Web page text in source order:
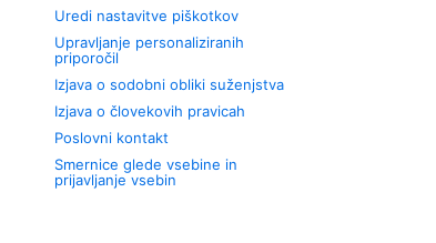
Uredi nastavitve piškotkov
Upravljanje personaliziranih
priporočil
Izjava o sodobni obliki suženjstva
Izjava o človekovih pravicah
Poslovni kontakt
Smernice glede vsebine in
prijavljanje vsebin